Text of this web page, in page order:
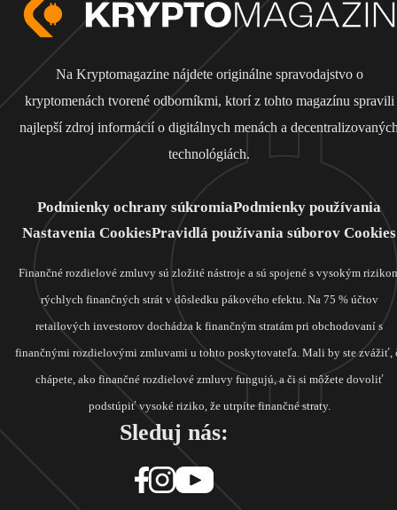
Na Kryptomagazine nájdete originálne spravodajstvo o
kryptomenách tvorené odborníkmi, ktorí z tohto magazínu spravili
najlepší zdroj informácií o digitálnych menách a
technológiách.
Podmienky ochrany súkromiaPodmienky používania
Nastavenia CookiesPravidlá používania súborov Cookies
Finančné rozdielové zmluvy sú zložité nástroje a sú spojené s vysokým
rýchlych finančných strát v dôsledku pákového efektu. Na 75 % účtov
retailových investorov dochádza k finančným stratám pri obchodovaní s
finančnými rozdielovými zmluvami u tohto poskytovateľa. Mali by ste zvážiť,
chápete, ako finančné rozdielové zmluvy fungujú, a či si môžete dovoliť
podstúpiť vysoké riziko, že utrpíte finančné straty.
Sleduj nás: